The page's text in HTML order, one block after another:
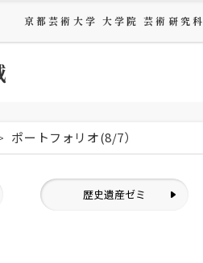
京都芸術大学 大学院 芸術研究科
ポートフォリオ(8/7）
歴史遺産ゼミ